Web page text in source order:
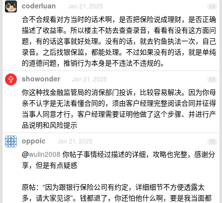
13
coderluan Jan 21, 2025
合不合规看对方当时的话术啊，是否把保险说成理财，是否正确
描述了收益率。所以楼主不妨去查查录音，看看有没有这方面问
题，有的话这事就好处理。没有的话，就去钓鱼执法一次，自己
录音。之后找银保监，都能处理。不过如果没有的话，就是单纯
的道德问题，推销行为本身是不违法不违规的。
14
showonder Jan 21, 2025
你这种找金融监管局的消保部门投诉，比较容易解决。因为你母
亲不认字是无法看懂合同的，须由客户经理完整阅读合同并征得
当事人同意才行，客户经理需要证明他做了这个步骤、并进行产
品说明和风险提示
15
oppoic Jan 21, 2025
@wulin2008 你帖子事情经过描述的详细，攻略也完整，感谢分
享，但是有点疑惑
原帖：“因为跟银行保险公司有约定，详细细节不方便透露太
多，请大家见谅”。钱都退了，你还怕他什么啊，要是我当面都